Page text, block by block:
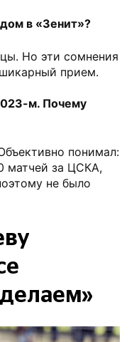
в «Зенит»?
Но эти сомнения
прием.
м. Почему
понимал:
матчей за ЦСКА,
не было